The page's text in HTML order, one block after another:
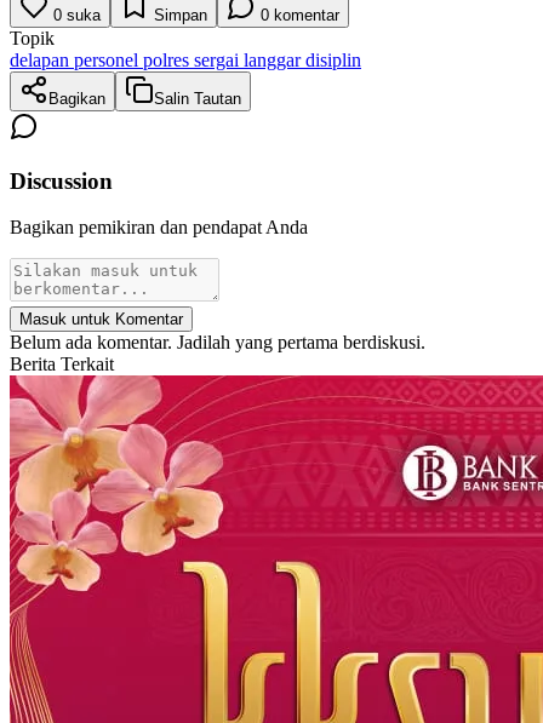
0 suka Simpan 0 komentar
Topik
delapan personel polres sergai langgar disiplin
Bagikan Salin Tautan
Discussion
Bagikan pemikiran dan pendapat Anda
Masuk untuk Komentar
Belum ada komentar. Jadilah yang pertama berdiskusi.
Berita Terkait